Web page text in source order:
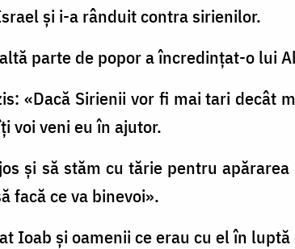
şi i-a rânduit contra sirienilor.
parte de popor a încredinţat-o lui
«Dacă Sirienii vor fi mai tari decât
voi veni eu în ajutor.
şi să stăm cu tărie pentru
facă ce va binevoi».
Ioab și oamenii ce erau cu el în